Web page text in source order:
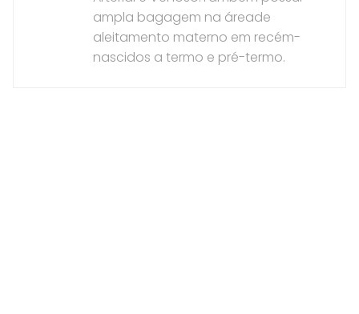
ampla bagagem na áreade
aleitamento materno em recém-
nascidos a termo e pré-termo.